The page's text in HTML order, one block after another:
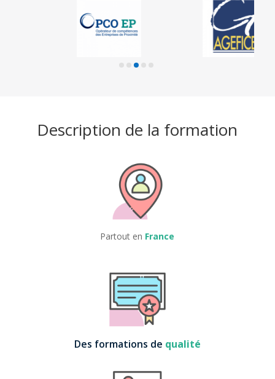
Description de la formation
Partout en France
Des formations de qualité